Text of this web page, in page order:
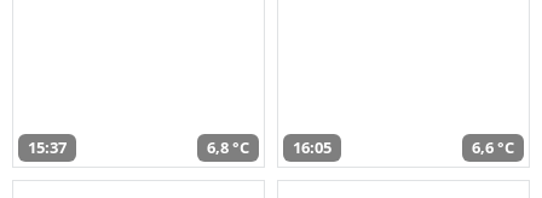
15:37 6,8 °C 16:05 6,6 °C